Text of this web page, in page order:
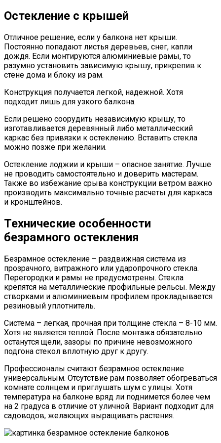
Остекление с крышей
Отличное решение, если у балкона нет крыши.
Постоянно попадают листья деревьев, снег, капли
дождя. Если монтируются алюминиевые рамы, то
разумно установить зависимую крышу, прикрепив к
стене дома и блоку из рам.
Конструкция получается легкой, надежной. Хотя
подходит лишь для узкого балкона.
Если решено соорудить независимую крышу, то
изготавливается деревянный либо металлический
каркас без привязки к остеклению. Вставить стекла
можно позже при желании.
Остекление лоджии и крыши – опасное занятие. Лучше
не проводить самостоятельно и доверить мастерам.
Также во избежание срыва конструкции ветром важно
производить максимально точные расчеты для каркаса
и кронштейнов.
Технические особенности
безрамного остекления
Безрамное остекление – раздвижная система из
прозрачного, витражного или ударопрочного стекла.
Перегородки и рамы не предусмотрены. Стекла
крепятся на металлические профильные рельсы. Между
створками и алюминиевым профилем прокладывается
резиновый уплотнитель.
Система – легкая, прочная при толщине стекла – 8-10 мм.
Хотя не является теплой. После монтажа обязательно
останутся щели, зазоры по причине невозможного
подгона стекол вплотную друг к другу.
Профессионалы считают безрамное остекление
универсальным. Отсутствие рам позволяет обогреваться
комнате солнцем и приглушать шум с улицы. Хотя
температура на балконе вряд ли поднимется более чем
на 2 градуса в отличие от уличной. Вариант подходит для
садоводов, желающих выращивать растения.